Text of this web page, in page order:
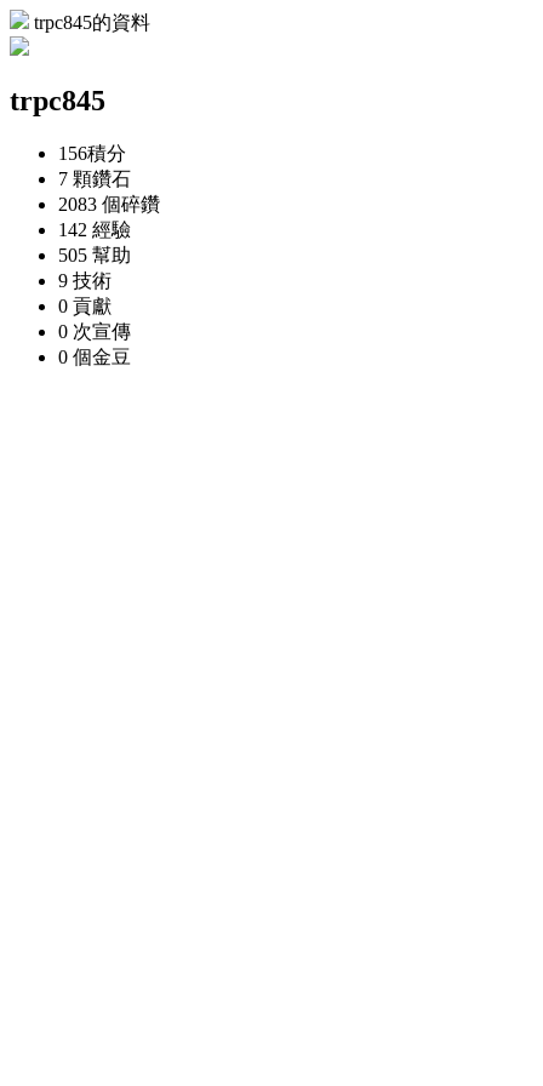
trpc845的資料
trpc845
156積分
7 顆鑽石
2083 個碎鑽
142 經驗
505 幫助
9 技術
0 貢獻
0 次宣傳
0 個金豆